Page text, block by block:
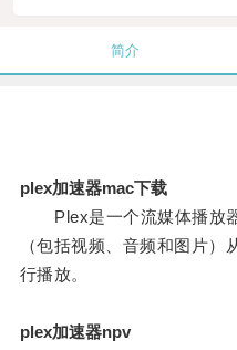
简介
plex加速器mac下载
Plex是一个流媒体播放器
（包括视频、音频和图片
行播放。
plex加速器npv